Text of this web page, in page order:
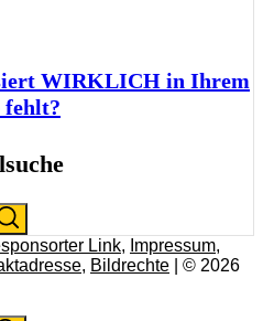
WIRKLICH in Ihrem
fehlt?
Link, Impressum,
, Bildrechte | © 2026